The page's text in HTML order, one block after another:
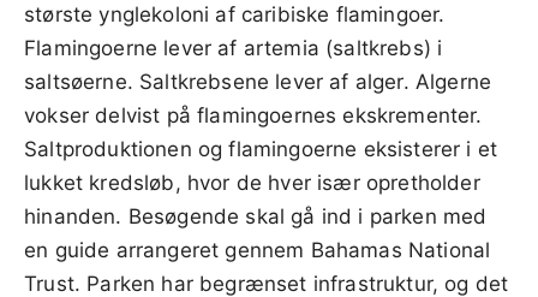
største ynglekoloni af caribiske flamingoer.
Flamingoerne lever af artemia (saltkrebs) i
saltsøerne. Saltkrebsene lever af alger. Algerne
vokser delvist på flamingoernes ekskrementer.
Saltproduktionen og flamingoerne eksisterer i et
lukket kredsløb, hvor de hver især opretholder
hinanden. Besøgende skal gå ind i parken med
en guide arrangeret gennem Bahamas National
Trust. Parken har begrænset infrastruktur, og det